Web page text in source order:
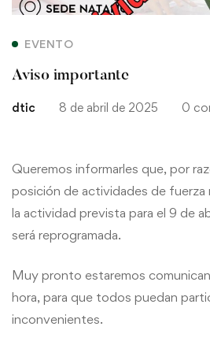
EVENTO
Aviso importante
dtic 8 de abril de 2025 0
Queremos informarles que, por
posición de actividades de fuerza
la actividad prevista para el 9 de
será reprogramada.
Muy pronto estaremos
hora, para que todos puedan
inconvenientes.